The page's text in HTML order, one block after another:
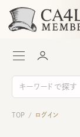
TOP / ログイン